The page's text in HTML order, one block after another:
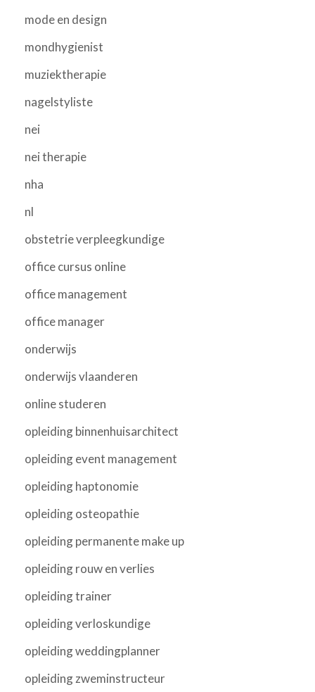
mode en design
mondhygienist
muziektherapie
nagelstyliste
nei
nei therapie
nha
nl
obstetrie verpleegkundige
office cursus online
office management
office manager
onderwijs
onderwijs vlaanderen
online studeren
opleiding binnenhuisarchitect
opleiding event management
opleiding haptonomie
opleiding osteopathie
opleiding permanente make up
opleiding rouw en verlies
opleiding trainer
opleiding verloskundige
opleiding weddingplanner
opleiding zweminstructeur